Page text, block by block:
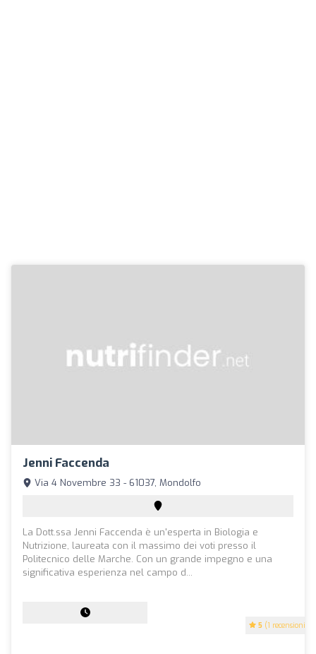
Jenni Faccenda
5 (1 recensioni)
Via 4 Novembre 33 - 61037, Mondolfo
La Dott.ssa Jenni Faccenda è un'esperta in Biologia e
Nutrizione, laureata con il massimo dei voti presso il
Politecnico delle Marche. Con un grande impegno e una
significativa esperienza nel campo d...